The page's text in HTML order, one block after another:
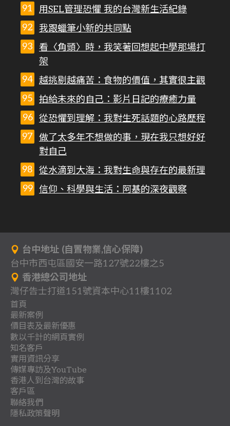
用SEL管理恐懼 我的台灣新生活紀錄
我跟蠟筆小新的共同點
看〈角頭〉時，我笑著回想起中學那場打
架
越挑剔越痛苦：食物的價值，其實很主觀
拍給未來的自己：影片日記的療癒力量
從恐懼到理解：我對生死話題的心路歷程
做了太多年不想做的事，現在我只想好好
對自己
從水滴到大海：我對生命與存在的最新理
信仰、科學與生活：阿基的深夜觀察
台中地址 (自置物業,信心保障)
台中市西屯區國安一路127號22樓之5
香港總公司地址
灣仔告士打道151號資本中心11樓1102
首頁
背
景
分
享
關
於
我
們
作
品
收
費
聯
絡
最新案例
一
頁
式
網
站
案
例
多
頁
式
網
站
案
例
行
業
案
例
價目表及最新優惠
網
站
架
設
優
惠
方
立
即
登
記
優
惠
數以千計的網頁實例
客
戶
總
目
錄
地
產
.
室
內
團
體
.
協
教
育
及
時
裝
日
飲
知名客戶
實用資訊分享
懶
人
包
最
新
網
網
路
各
進
傳媒專訪及YouTube
傳
媒
專
香
港
阿
阿
香港人到台灣的故事
香
港
移
雅
客戶區
系
插
聯絡我們
隱私政策聲明